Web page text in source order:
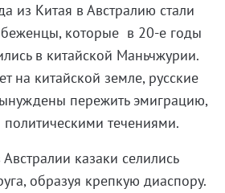
из Китая в Австралию стали
беженцы, которые в 20-е годы
в китайской Маньчжурии.
на китайской земле, русские
пережить эмиграцию,
течениями.
казаки селились
образуя крепкую диаспору.